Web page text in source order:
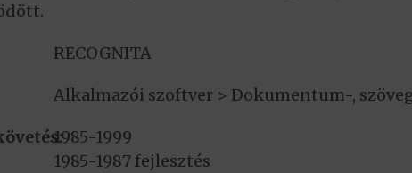
RECOGNITA
Alkalmazói szoftver > Dokumentum-,
1985-1999
1985-1987 fejlesztés